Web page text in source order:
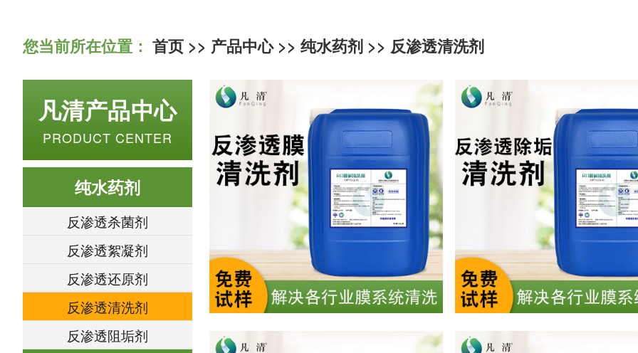
您当前所在位置： 首页 >> 产品中心>> 纯水药剂 >> 反渗透清洗剂
凡清产品中心
PRODUCT CENTER
纯水药剂
反渗透杀菌剂
反渗透絮凝剂
反渗透还原剂
反渗透清洗剂
反渗透阻垢剂